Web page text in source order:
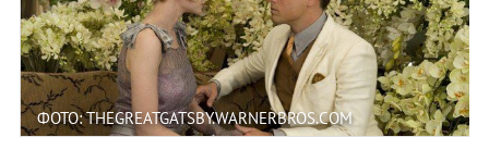
ФОТО: THEGREATGATSBY.WARNERBROS.COM